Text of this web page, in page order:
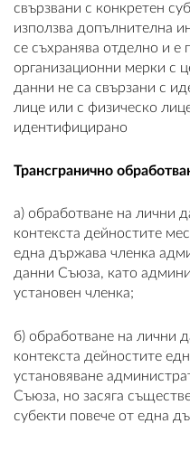
свързвани с конкретен
използва допълнителна
се съхранява отделно и е
организационни мерки с
данни не са свързани с
лице или с физическо
идентифицирано
Трансгранично
a) обработване на лични
контекста дейностите
една държава членка
данни Съюза, като
установен членка;
б) обработване на лични
контекста дейностите
установяване
Съюза, но засяга
субекти повече от една